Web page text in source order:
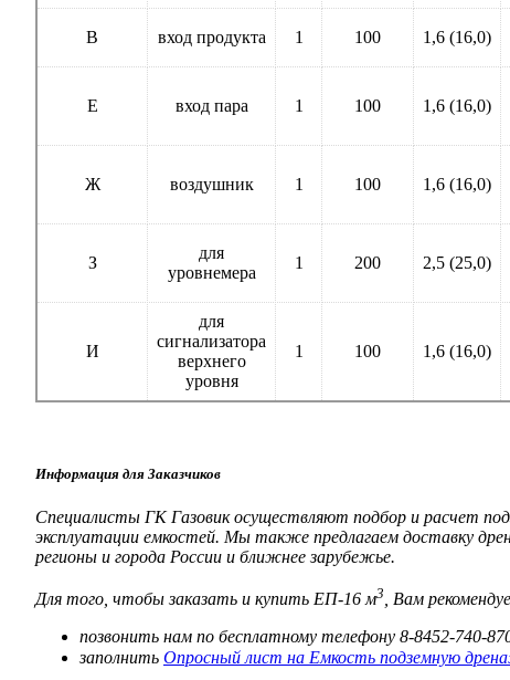
В вход продукта 1 100 1,6 (16,0)
Е вход пара 1 100 1,6 (16,0)
Ж воздушник 1 100 1,6 (16,0)
З
для
уровнемера
1 200 2,5 (25,0)
И
для
сигнализатора
верхнего
уровня
1 100 1,6 (16,0)
Информация для Заказчиков
Специалисты ГК Газовик осуществляют подбор и расчет
эксплуатации емкостей. Мы также предлагаем доставку
регионы и города России и ближнее зарубежье.
Для того, чтобы заказать и купить ЕП-16 м3
, Вам
позвонить нам по бесплатному телефону 8-8452-740-
заполнить Опросный лист на Емкость подземную